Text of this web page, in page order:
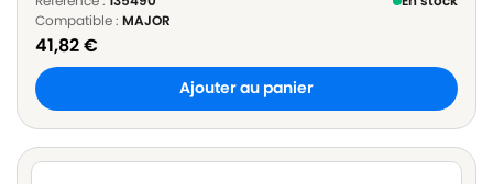
Compatible : MAJOR
41,82€
Ajouter au panier